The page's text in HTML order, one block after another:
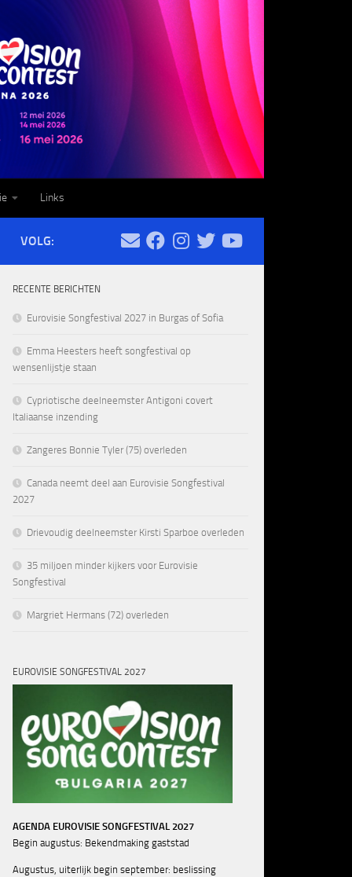
Links
VOLG:
RECENTE BERICHTEN
Eurovisie Songfestival 2027 in Burgas of Sofia
Emma Heesters heeft songfestival op
wensenlijstje staan
Cypriotische deelneemster Antigoni covert
Italiaanse inzending
Zangeres Bonnie Tyler (75) overleden
Canada neemt deel aan Eurovisie Songfestival
2027
Drievoudig deelneemster Kirsti Sparboe overleden
35 miljoen minder kijkers voor Eurovisie
Songfestival
Margriet Hermans (72) overleden
EUROVISIE SONGFESTIVAL 2027
AGENDA EUROVISIE SONGFESTIVAL 2027
Begin augustus: Bekendmaking gaststad
Augustus, uiterlijk begin september: beslissing